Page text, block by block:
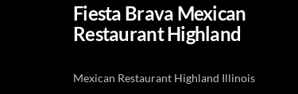
Fiesta Brava Mexican
Restaurant Highland
Mexican Restaurant Highland Illinois